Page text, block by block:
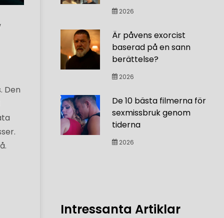
Den
2026
Är påvens exorcist
baserad på en sann
berättelse?
2026
De 10 bästa filmerna för
sexmissbruk genom
tiderna
2026
Intressanta Artiklar